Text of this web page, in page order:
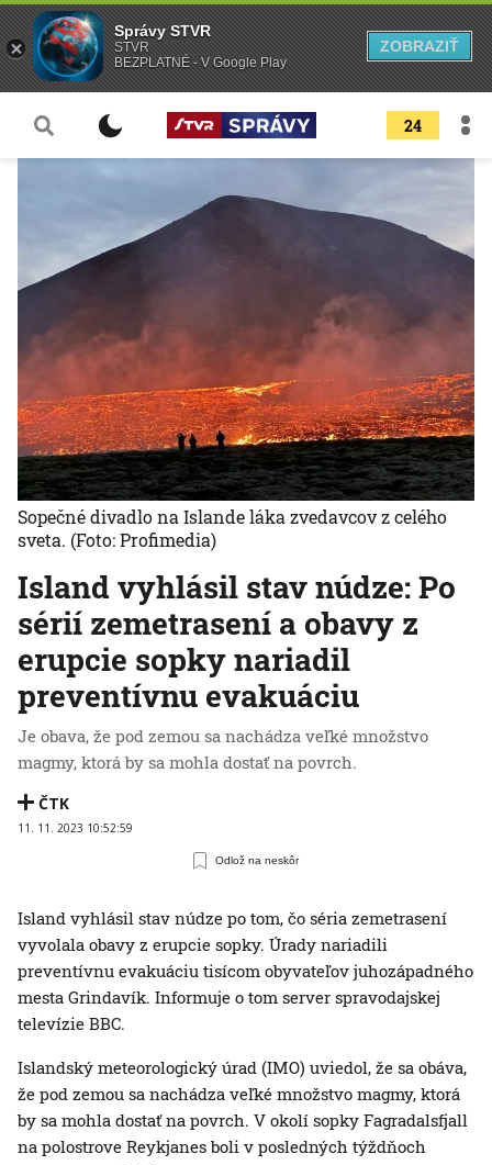
24
Island vyhlásil stav núdze: Po
sérií zemetrasení a obavy z
erupcie sopky nariadil
preventívnu evakuáciu
Je obava, že pod zemou sa nachádza veľké množstvo
magmy, ktorá by sa mohla dostať na povrch.
ČTK
11. 11. 2023 10:52:59
Odlož na neskôr
Sopečné divadlo na Islande láka zvedavcov z celého
sveta. (Foto: Profimedia)
Island vyhlásil stav núdze po tom, čo séria zemetrasení
vyvolala obavy z erupcie sopky. Úrady nariadili
preventívnu evakuáciu tisícom obyvateľov juhozápadného
mesta Grindavík. Informuje o tom server spravodajskej
televízie BBC.
Islandský meteorologický úrad (IMO) uviedol, že sa obáva,
že pod zemou sa nachádza veľké množstvo magmy, ktorá
by sa mohla dostať na povrch. V okolí sopky Fagradalsfjall
na polostrove Reykjanes boli v posledných týždňoch
Správy STVR
STVR
BEZPLATNÉ - V Google Play
ZOBRAZIŤ